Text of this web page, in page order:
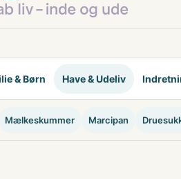
& Børn Have & Udeliv
Mælkeskummer Marcipan